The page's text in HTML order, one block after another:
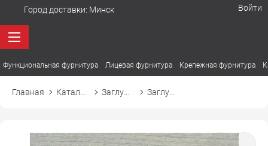
Город доставки: Минск Войти
Функциональная фурнитура Лицевая фурнитура Крепежная фурнитура
Главная